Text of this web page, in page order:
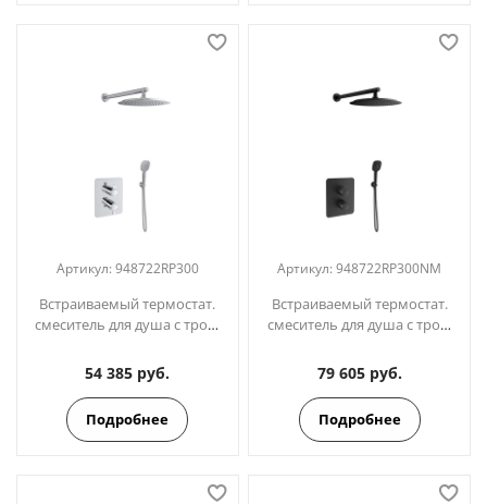
Артикул: 948722RP300
Встраиваемый термостат.
смеситель для душа с троп.
BLAUTHERM 948722RP300
54 385 руб.
Подробнее
Артикул:948722RP300NM
Встраиваемый термостат.
смеситель для душа с троп.
BLAUTHERM
948722RP300NM черный
79 605 руб.
Подробнее